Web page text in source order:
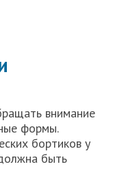
внимание
формы.
бортиков у
быть